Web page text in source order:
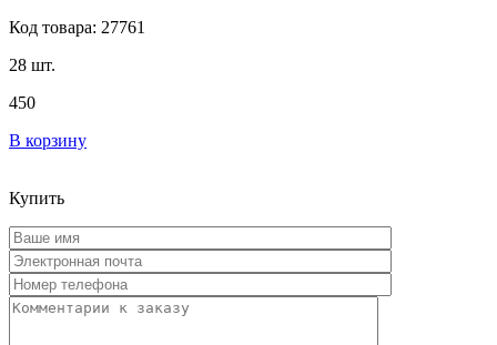
Код товара: 27761
28 шт.
450
В корзину
Купить